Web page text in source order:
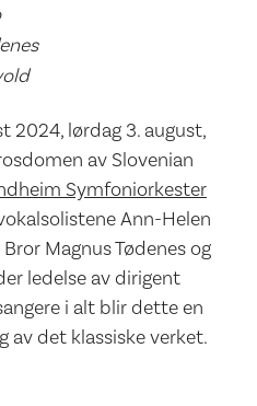
2024, lørdag 3. august,
av Slovenian
Symfoniorkester
Ann-Helen
Magnus Tødenes og
ledelse av dirigent
i alt blir dette en
det klassiske verket.